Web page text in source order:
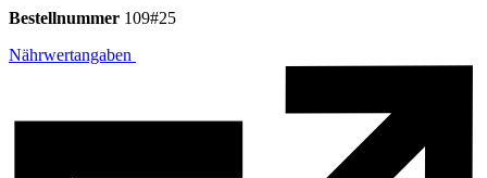
Bestellnummer 109#25
Nährwertangaben